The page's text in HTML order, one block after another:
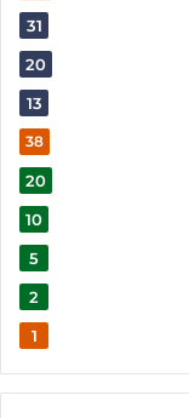
31
20
13
38
20
10
5
2
1